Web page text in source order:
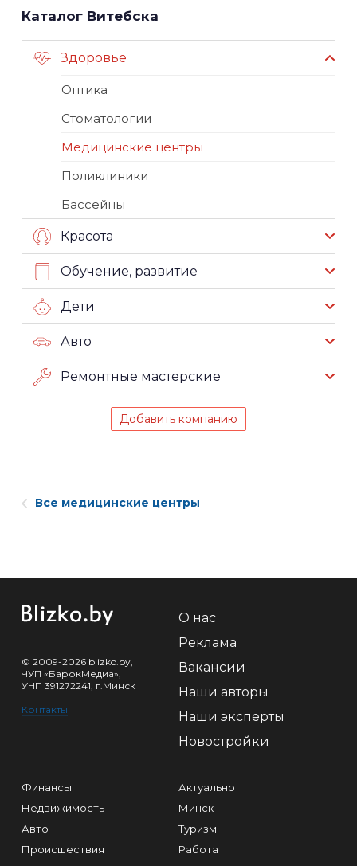
Каталог Витебска
Здоровье
Оптика
Стоматологии
Медицинские центры
Поликлиники
Бассейны
Красота
Обучение, развитие
Дети
Авто
Ремонтные мастерские
Добавить компанию
Все медицинские центры
© 2009-2026 blizko.by,
ЧУП «БарокМедиа»,
УНП 391272241, г.Минск
Контакты
О нас
Реклама
Вакансии
Наши авторы
Наши эксперты
Новостройки
Финансы
Недвижимость
Авто
Происшествия
Актуально
Минск
Туризм
Работа